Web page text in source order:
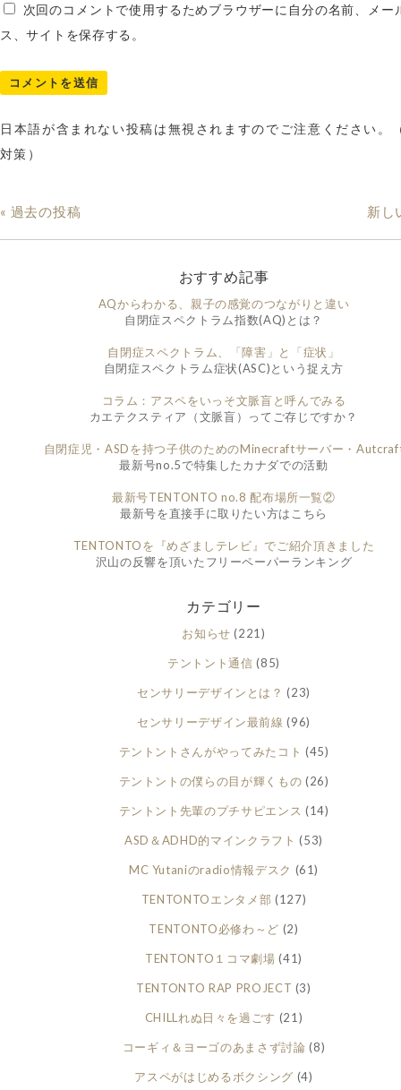
次回のコメントで使用するためブラウザーに自分の名前、メー
ス、サイトを保存する。
日本語が含まれない投稿は無視されますのでご注意ください。
対策）
« 過去の投稿 新し
おすすめ記事
AQからわかる、親子の感覚のつながりと違い
自閉症スペクトラム指数(AQ)とは？
自閉症スペクトラム、「障害」と「症状」
自閉症スペクトラム症状(ASC)という捉え方
コラム：アスペをいっそ文脈盲と呼んでみる
カエテクスティア（文脈盲）ってご存じですか？
自閉症児・ASDを持つ子供のためのMinecraftサーバー・
最新号no.5で特集したカナダでの活動
最新号TENTONTO no.8 配布場所一覧②
最新号を直接手に取りたい方はこちら
TENTONTOを『めざましテレビ』でご紹介頂きました
沢山の反響を頂いたフリーペーパーランキング
カテゴリー
お知らせ (221)
テントント通信 (85)
センサリーデザインとは？ (23)
センサリーデザイン最前線 (96)
テントントさんがやってみたコト (45)
テントントの僕らの目が輝くもの (26)
テントント先輩のプチサピエンス (14)
ASD＆ADHD的マインクラフト (53)
MC Yutaniのradio情報デスク (61)
TENTONTOエンタメ部 (127)
TENTONTO必修わ～ど (2)
TENTONTO１コマ劇場 (41)
TENTONTO RAP PROJECT (3)
CHILLれぬ日々を過ごす (21)
コーギィ＆ヨーゴのあまさず討論 (8)
アスペがはじめるボクシング (4)